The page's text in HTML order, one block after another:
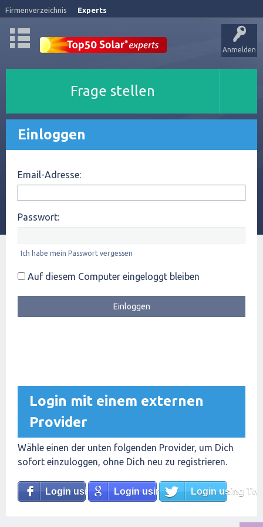
Firmenverzeichnis Experts
Anmelden
Frage stellen
Einloggen
Email-Adresse:
Passwort:
Ich habe mein Passwort vergessen
Auf diesem Computer eingeloggt bleiben
Login mit einem externen
Provider
Wähle einen der unten folgenden Provider, um Dich
sofort einzuloggen, ohne Dich neu zu registrieren.
Login using FacebookLogin using GoogleLogin using